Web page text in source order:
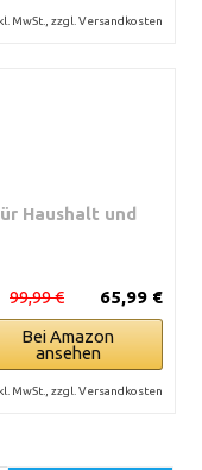
MwSt., zzgl. Versandkosten
Haushalt und
65,99 €
99,99 €
Bei Amazon
ansehen
MwSt., zzgl. Versandkosten